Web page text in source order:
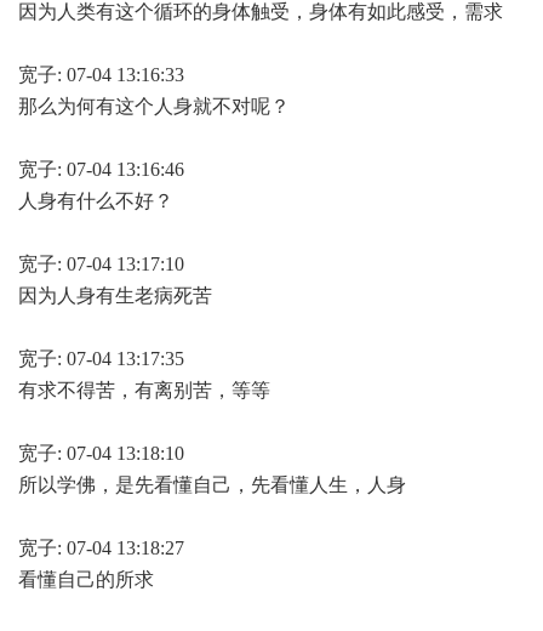
因为人类有这个循环的身体触受，身体有如此感受，需求
宽子: 07-04 13:16:33
那么为何有这个人身就不对呢？
宽子: 07-04 13:16:46
人身有什么不好？
宽子: 07-04 13:17:10
因为人身有生老病死苦
宽子: 07-04 13:17:35
有求不得苦，有离别苦，等等
宽子: 07-04 13:18:10
所以学佛，是先看懂自己，先看懂人生，人身
宽子: 07-04 13:18:27
看懂自己的所求